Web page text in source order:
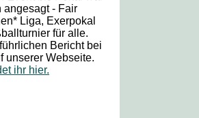
angesagt - Fair
Liga, Exerpokal
für alle.
Bericht bei
unserer Webseite.
ihr hier.